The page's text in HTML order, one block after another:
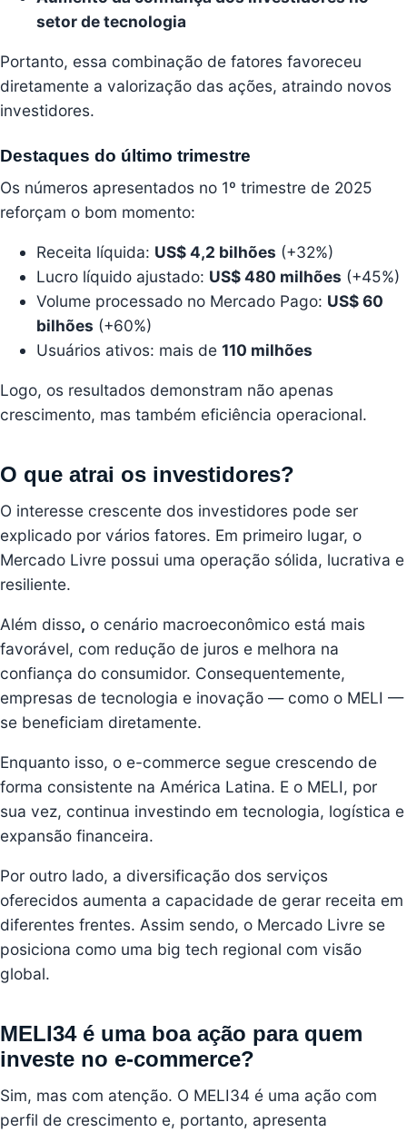
setor de tecnologia
Portanto, essa combinação de fatores favoreceu
diretamente a valorização das ações, atraindo novos
investidores.
Destaques do último trimestre
Os números apresentados no 1º trimestre de 2025
reforçam o bom momento:
Receita líquida: US$ 4,2 bilhões (+32%)
Lucro líquido ajustado: US$ 480 milhões (+45%)
Volume processado no Mercado Pago: US$ 60
bilhões (+60%)
Usuários ativos: mais de 110 milhões
Logo, os resultados demonstram não apenas
crescimento, mas também eficiência operacional.
O que atrai os investidores?
O interesse crescente dos investidores pode ser
explicado por vários fatores. Em primeiro lugar, o
Mercado Livre possui uma operação sólida, lucrativa e
resiliente.
Além disso, o cenário macroeconômico está mais
favorável, com redução de juros e melhora na
confiança do consumidor. Consequentemente,
empresas de tecnologia e inovação — como o MELI —
se beneficiam diretamente.
Enquanto isso, o e-commerce segue crescendo de
forma consistente na América Latina. E o MELI, por
sua vez, continua investindo em tecnologia, logística e
expansão financeira.
Por outro lado, a diversificação dos serviços
oferecidos aumenta a capacidade de gerar receita em
diferentes frentes. Assim sendo, o Mercado Livre se
posiciona como uma big tech regional com visão
global.
MELI34 é uma boa ação para quem
investe no e-commerce?
Sim, mas com atenção. O MELI34 é uma ação com
perfil de crescimento e, portanto, apresenta